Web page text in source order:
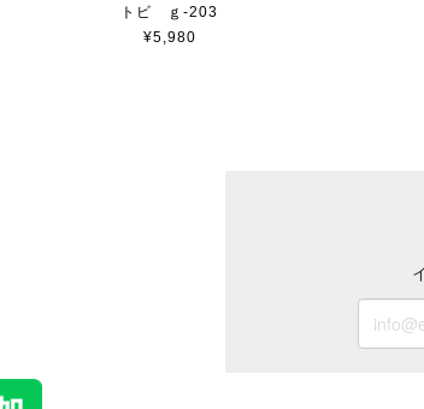
トビ ｇ-203
¥5,980